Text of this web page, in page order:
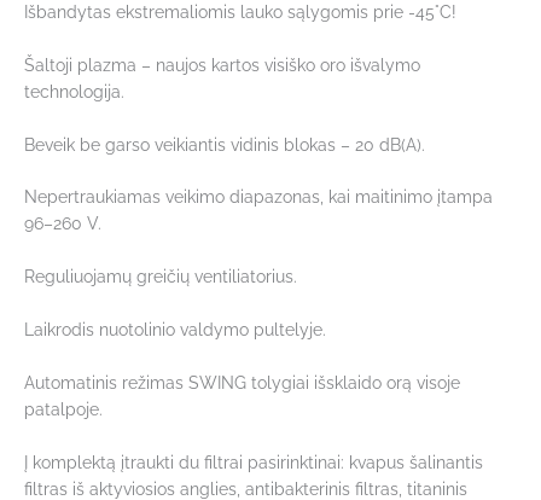
Išbandytas ekstremaliomis lauko sąlygomis prie -45°C!
Šaltoji plazma – naujos kartos visiško oro išvalymo
technologija.
Beveik be garso veikiantis vidinis blokas – 20 dB(А).
Nepertraukiamas veikimo diapazonas, kai maitinimo įtampa
96–260 V.
Reguliuojamų greičių ventiliatorius.
Laikrodis nuotolinio valdymo pultelyje.
Automatinis režimas SWING tolygiai išsklaido orą visoje
patalpoje.
Į komplektą įtraukti du filtrai pasirinktinai: kvapus šalinantis
filtras iš aktyviosios anglies, antibakterinis filtras, titaninis